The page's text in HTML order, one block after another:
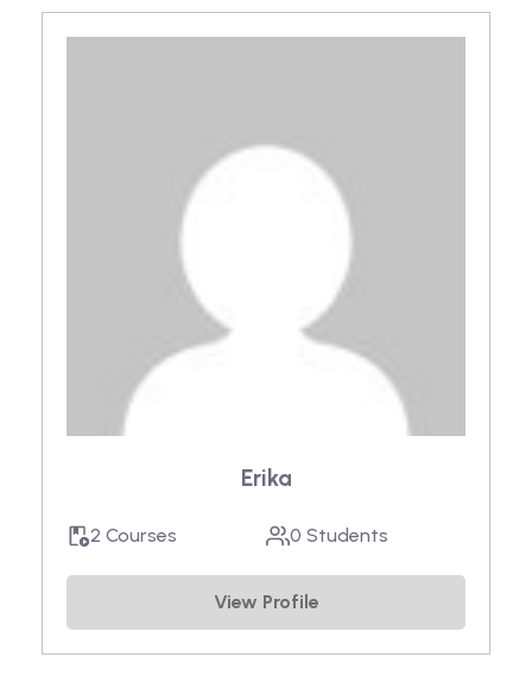
Erika
2 Courses 0 Students
View Profile